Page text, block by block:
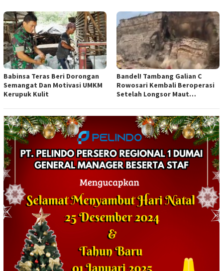
Anggaran
Babinsa Teras Beri Dorongan
Semangat Dan Motivasi UMKM
Kerupuk Kulit
Bandel! Tambang Galian C
Rowosari Kembali Beroperasi
Setelah Longsor Maut